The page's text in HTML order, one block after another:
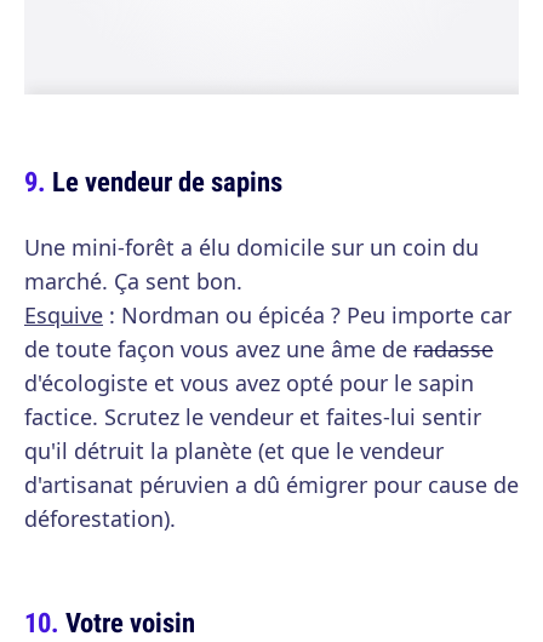
Le vendeur de sapins
Une mini-forêt a élu domicile sur un coin du
marché. Ça sent bon.
Esquive : Nordman ou épicéa ? Peu importe car
de toute façon vous avez une âme de radasse
d'écologiste et vous avez opté pour le sapin
factice. Scrutez le vendeur et faites-lui sentir
qu'il détruit la planète (et que le vendeur
d'artisanat péruvien a dû émigrer pour cause de
déforestation).
Votre voisin